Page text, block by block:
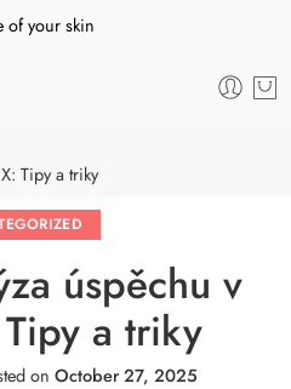
of your skin
Tipy a triky
úspěchu v
a triky
on October 27, 2025